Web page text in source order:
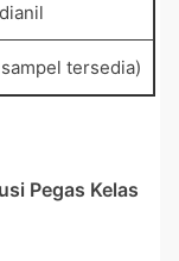
tersedia)
Pegas Kelas